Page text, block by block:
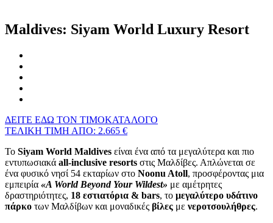
Maldives: Siyam World Luxury Resort
ΔΕΙΤΕ ΕΔΩ ΤΟΝ ΤΙΜΟΚΑΤΑΛΟΓΟ
ΤΕΛΙΚΗ ΤΙΜΗ ΑΠΟ: 2.665 €
Το Siyam World Maldives είναι ένα από τα μεγαλύτερα και πιο
εντυπωσιακά all‑inclusive resorts στις Μαλδίβες. Απλώνεται σε
ένα φυσικό νησί 54 εκταρίων στο Noonu Atoll, προσφέροντας μια
εμπειρία «A World Beyond Your Wildest» με αμέτρητες
δραστηριότητες, 18 εστιατόρια & bars, το μεγαλύτερο υδάτινο
πάρκο των Μαλδίβων και μοναδικές βίλες με νεροτσουλήθρες.